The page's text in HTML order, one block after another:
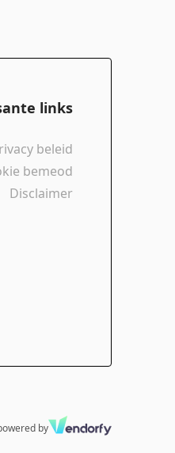
links
beleid
bemeod
Disclaimer
by